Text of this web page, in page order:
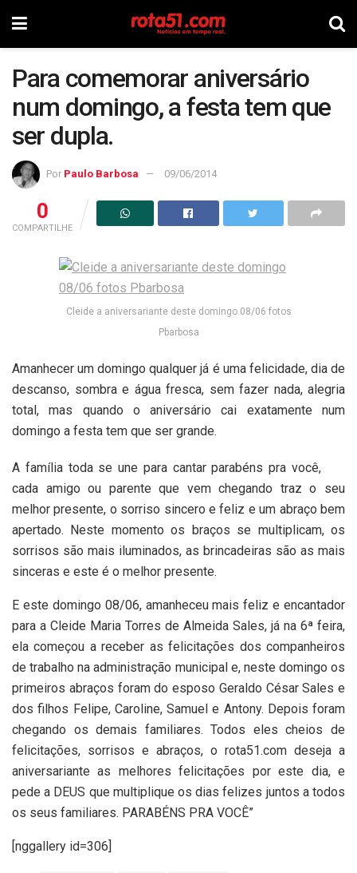
Para comemorar aniversário
num domingo, a festa tem que
ser dupla.
Por Paulo Barbosa 09/06/2014
0
COMPARTILHE
Cleide a aniversariante deste domingo 08/06 fotos
Pbarbosa
Amanhecer um domingo qualquer já é uma felicidade, dia de
descanso, sombra e água fresca, sem fazer nada, alegria
total, mas quando o aniversário cai exatamente num
domingo a festa tem que ser grande.
A família toda se une para cantar parabéns pra você,
cada amigo ou parente que vem chegando traz o seu
melhor presente, o sorriso sincero e feliz e um abraço bem
apertado. Neste momento os braços se multiplicam, os
sorrisos são mais iluminados, as brincadeiras são as mais
sinceras e este é o melhor presente.
E este domingo 08/06, amanheceu mais feliz e encantador
para a Cleide Maria Torres de Almeida Sales, já na 6ª feira,
ela começou a receber as felicitações dos companheiros
de trabalho na administração municipal e, neste domingo os
primeiros abraços foram do esposo Geraldo César Sales e
dos filhos Felipe, Caroline, Samuel e Antony. Depois foram
chegando os demais familiares. Todos eles cheios de
felicitações, sorrisos e abraços, o rota51.com deseja a
aniversariante as melhores felicitações por este dia, e
pede a DEUS que multiplique os dias felizes juntos a todos
os seus familiares. PARABÉNS PRA VOCÊ”
[nggallery id=306]